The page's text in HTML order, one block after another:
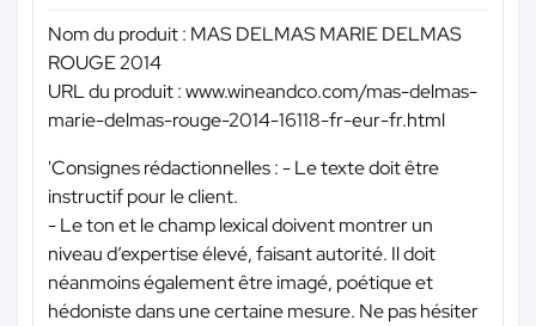
Nom du produit : MAS DELMAS MARIE DELMAS
ROUGE 2014
URL du produit : www.wineandco.com/mas-delmas-
marie-delmas-rouge-2014-16118-fr-eur-fr.html
'Consignes rédactionnelles : - Le texte doit être
instructif pour le client.
- Le ton et le champ lexical doivent montrer un
niveau d’expertise élevé, faisant autorité. Il doit
néanmoins également être imagé, poétique et
hédoniste dans une certaine mesure. Ne pas hésiter